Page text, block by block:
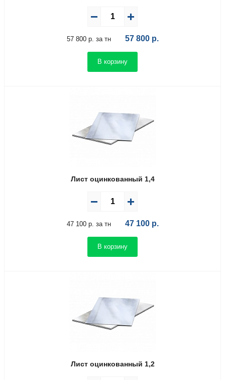
57 800 р. за тн 57 800р.
В корзину
Лист оцинкованный 1,4
47 100 р. за тн 47 100р.
В корзину
Лист оцинкованный 1,2